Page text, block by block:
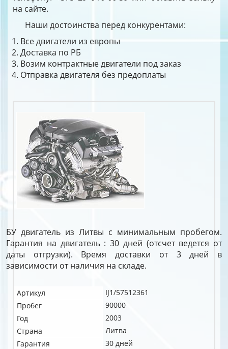
на сайте.
Наши достоинства перед конкурентами:
Все двигатели из европы
Доставка по РБ
Возим контрактные двигатели под заказ
Отправка двигателя без предоплаты
БУ двигатель из Литвы с минимальным пробегом.
Гарантия на двигатель : 30 дней (отсчет ведется от
даты отгрузки). Время доставки от 3 дней в
зависимости от наличия на складе.
Артикул
IJ1/57512361
Пробег
90000
Год
2003
Страна
Литва
Гарантия
30 дней